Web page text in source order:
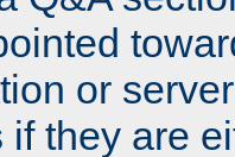
or
if they are